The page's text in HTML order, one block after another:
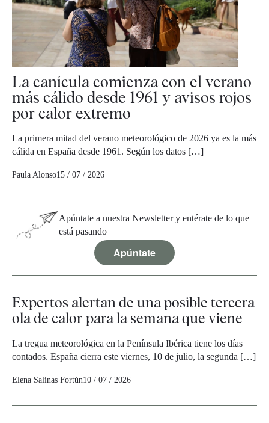
La canícula comienza con el verano
más cálido desde 1961 y avisos rojos
por calor extremo
La primera mitad del verano meteorológico de 2026 ya es la más
cálida en España desde 1961. Según los datos […]
Paula Alonso15 / 07 / 2026
Apúntate a nuestra Newsletter y entérate de lo que
está pasando
Apúntate
Expertos alertan de una posible tercera
ola de calor para la semana que viene
La tregua meteorológica en la Península Ibérica tiene los días
contados. España cierra este viernes, 10 de julio, la segunda […]
Elena Salinas Fortún10 / 07 / 2026